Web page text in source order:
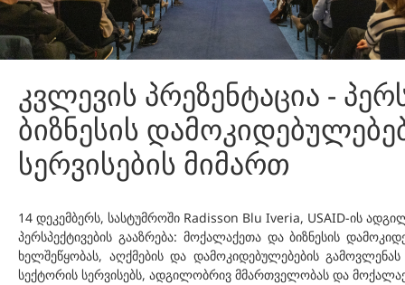
კვლევის პრეზენტაცია -
ბიზნესის
სერვისების მიმართ
14 დეკემბერს, სასტუმროში Radisson Blu Iveria, USAID-ის
პერსპექტივების გააზრება: მოქალაქეთა და ბიზნესის
ხელშეწყობას, აღქმების და დამოკიდებულებების
სექტორის სერვისებს, ადგილობრივ მმართველობას და